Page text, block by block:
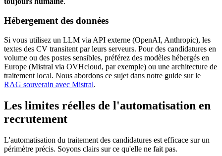
Hébergement des données
Si vous utilisez un LLM via API externe (OpenAI, Anthropic), les
textes des CV transitent par leurs serveurs. Pour des candidatures en
volume ou des postes sensibles, préférez des modèles hébergés en
Europe (Mistral via OVHcloud, par exemple) ou une architecture de
traitement local. Nous abordons ce sujet dans notre guide sur le
RAG souverain avec Mistral.
Les limites réelles de l'automatisation en
recrutement
L'automatisation du traitement des candidatures est efficace sur un
périmètre précis. Soyons clairs sur ce qu'elle ne fait pas.